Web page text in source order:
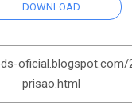
DOWNLOAD
oficial.blogspot.com/
prisao.html